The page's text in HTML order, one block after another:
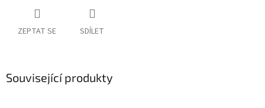
ZEPTAT SE SDÍLET
Související produkty